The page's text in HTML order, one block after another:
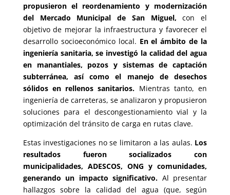
propusieron el reordenamiento y modernización
del Mercado Municipal de San Miguel, con el
objetivo de mejorar la infraestructura y favorecer el
desarrollo socioeconómico local. En el ámbito de la
ingeniería sanitaria, se investigó la calidad del agua
en manantiales, pozos y sistemas de captación
subterránea, así como el manejo de desechos
sólidos en rellenos sanitarios. Mientras tanto, en
ingeniería de carreteras, se analizaron y propusieron
soluciones para el descongestionamiento vial y la
optimización del tránsito de carga en rutas clave.
Estas investigaciones no se limitaron a las aulas. Los
resultados fueron socializados con
municipalidades, ADESCOS, ONG y comunidades,
generando un impacto significativo. Al presentar
hallazgos sobre la calidad del agua (que, según